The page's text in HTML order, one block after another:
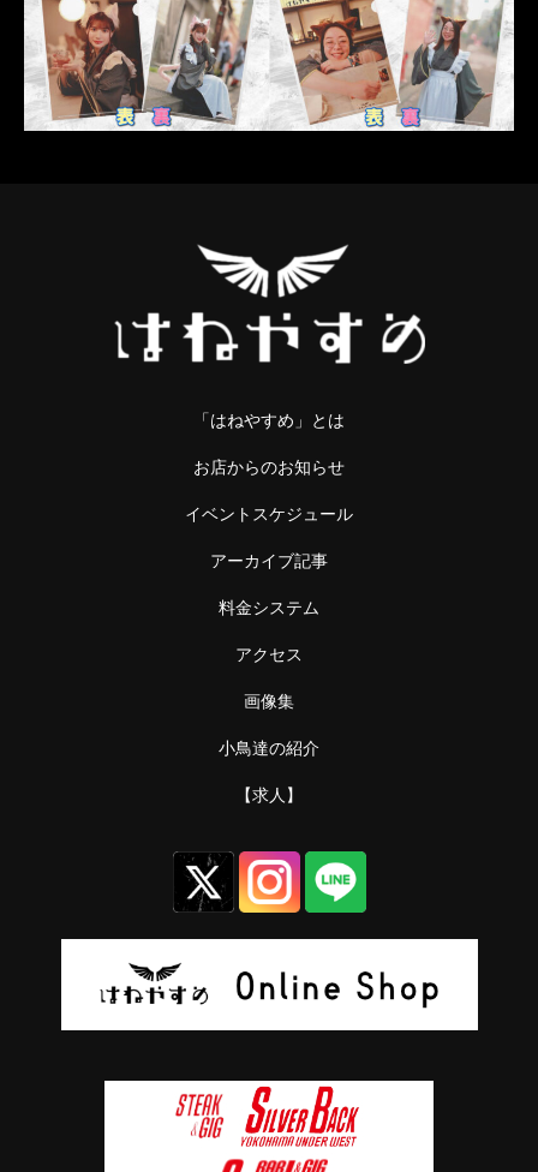
「はねやすめ」とは
お店からのお知らせ
イベントスケジュール
アーカイブ記事
料金システム
アクセス
画像集
小鳥達の紹介
【求人】